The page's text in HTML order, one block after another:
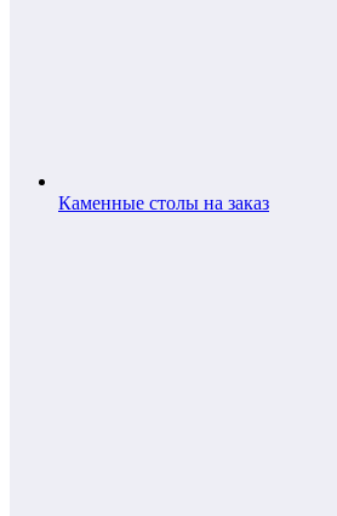
Каменные столы на заказ